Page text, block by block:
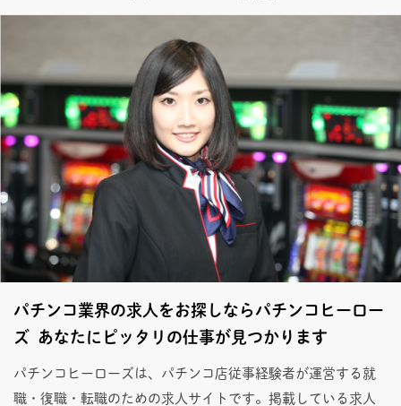
パチンコ業界の求人をお探しならパチンコヒーロー
ズ あなたにピッタリの仕事が見つかります
パチンコヒーローズは、パチンコ店従事経験者が運営する就
職・復職・転職のための求人サイトです。掲載している求人